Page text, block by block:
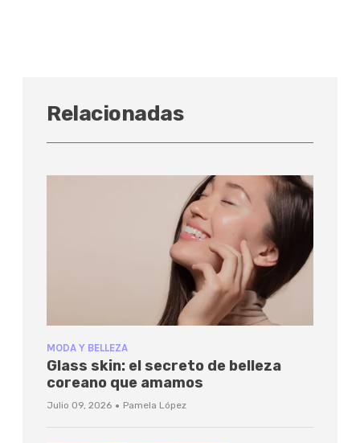
Relacionadas
MODA Y BELLEZA
Glass skin: el secreto de belleza
coreano que amamos
Julio 09, 2026 · Pamela López